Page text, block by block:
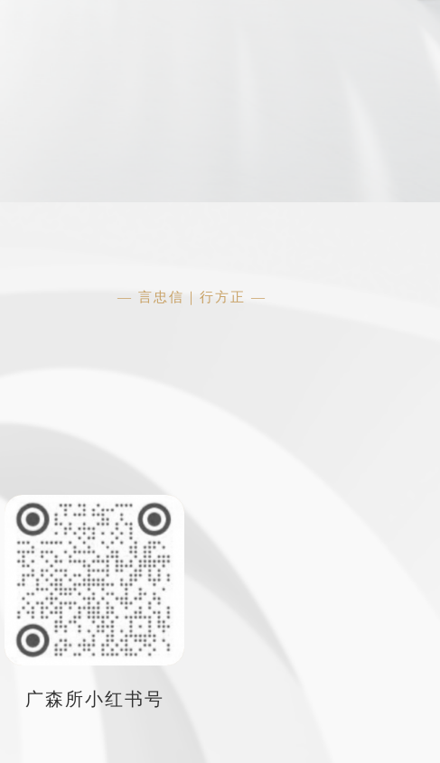
— 言忠信｜行方正 —
广森所小红书号